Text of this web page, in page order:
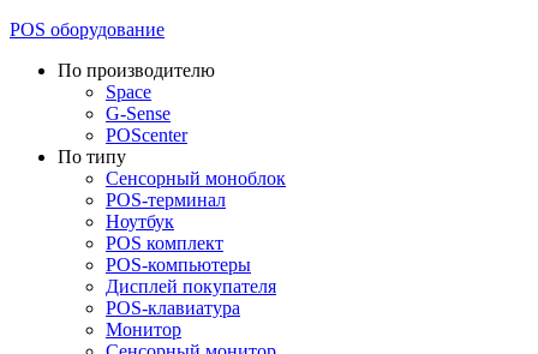
POS оборудование
По производителю
Space
G-Sense
POScenter
По типу
Сенсорный моноблок
POS-терминал
Ноутбук
POS комплект
POS-компьютеры
Дисплей покупателя
POS-клавиатура
Монитор